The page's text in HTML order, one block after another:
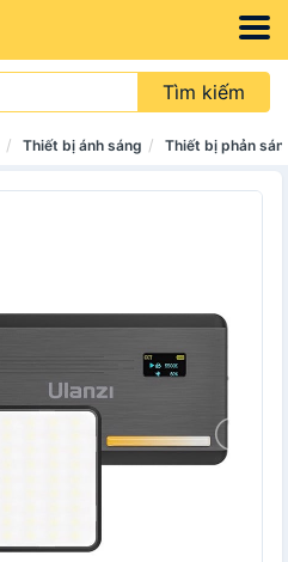
Tìm kiếm
Thiết bị ánh sáng Thiết bị phản